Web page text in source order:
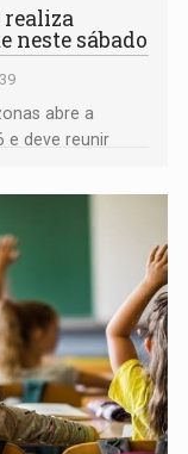
realiza
neste sábado
abre a
e deve reunir